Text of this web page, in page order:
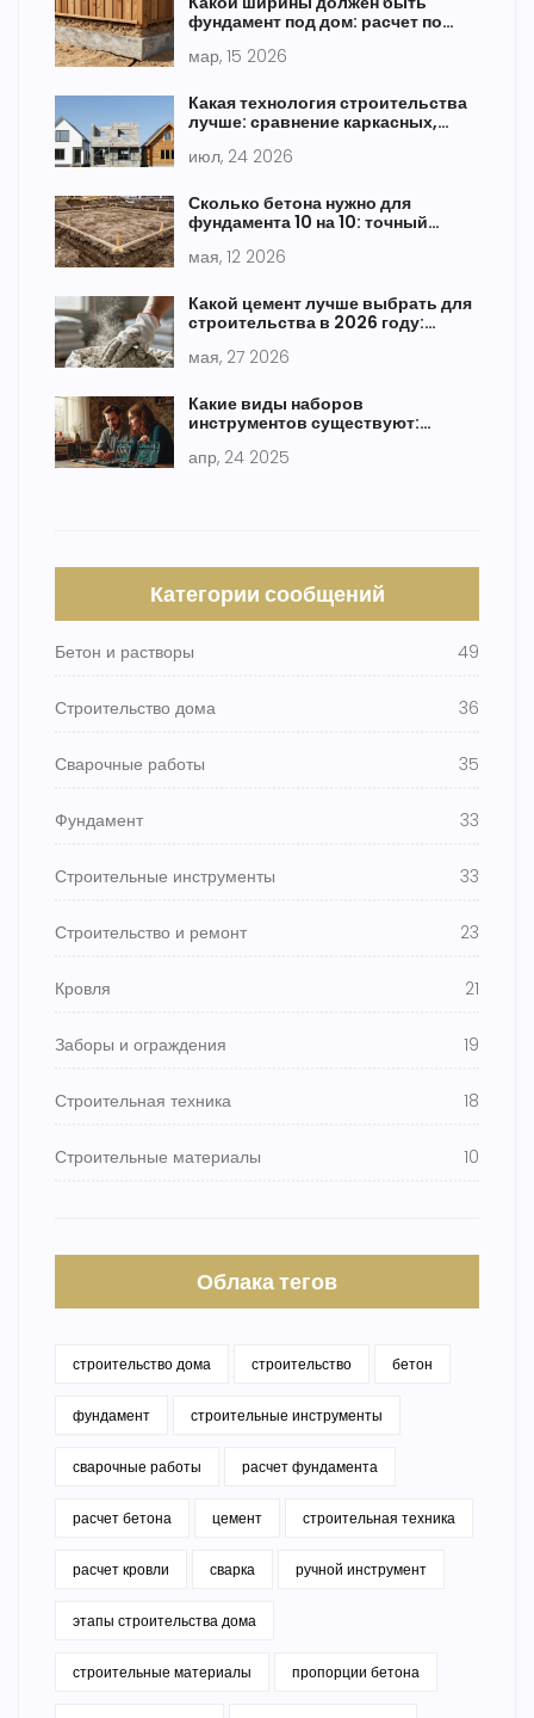
фундамент под дом: расчет по
мар, 15 2026
Какая технология строительства
лучше: сравнение каркасных,
июл, 24 2026
Сколько бетона нужно для
фундамента 10 на 10: точный
мая, 12 2026
Какой цемент лучше выбрать для
строительства в 2026 году:
мая, 27 2026
Какие виды наборов
инструментов существуют:
выбрать
апр, 24 2025
Категории сообщений
Бетон и растворы 49
Строительство дома 36
Сварочные работы 35
Фундамент 33
Строительные инструменты 33
Строительство и ремонт 23
Кровля 21
Заборы и ограждения 19
Строительная техника 18
Строительные материалы 10
Облака тегов
строительство дома строительство бетон
фундамент строительные инструменты
сварочные работы расчет фундамента
расчет бетона цемент строительная техника
расчет кровли сварка ручной инструмент
этапы строительства дома
строительные материалы пропорции бетона